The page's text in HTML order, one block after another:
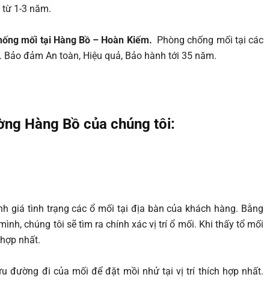
1-3 năm.
mối tại Hàng Bồ – Hoàn Kiếm. Phòng chống mối tại các
đảm An toàn, Hiệu quả, Bảo hành tới 35 năm.
Hàng Bồ của chúng tôi:
giá tình trạng các ổ mối tại địa bàn của khách hàng. Bằng
chúng tôi sẽ tìm ra chính xác vị trí ổ mối. Khi thấy tổ mối
nhất.
đường đi của mối để đặt mồi nhử tại vị trí thích hợp nhất.